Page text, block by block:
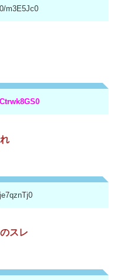
m3E5Jc0
スレ